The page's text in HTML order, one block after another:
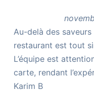
Au-delà des
restaurant est tout
L’équipe est
carte, rendant
Karim B